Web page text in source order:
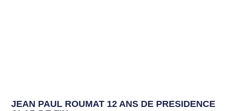
JEAN PAUL ROUMAT 12 ANS DE PRESIDENCE